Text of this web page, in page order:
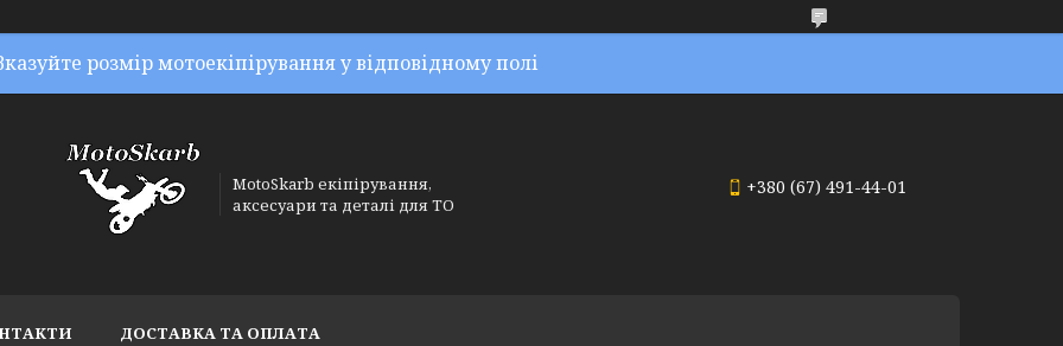
розмір мотоекіпірування у відповідному полі
MotoSkarb екіпірування,
аксесуари та деталі для ТО
+380 (67) 491-44-01
ДОСТАВКА ТА ОПЛАТА